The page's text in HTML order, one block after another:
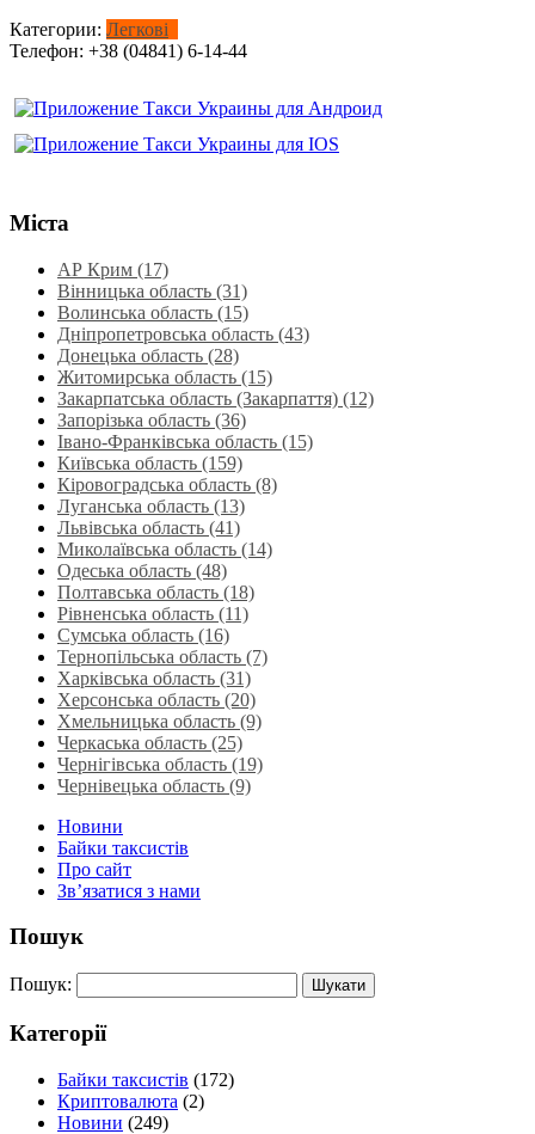
Категории: Легкові
Телефон: +38 (04841) 6-14-44
Міста
АР Крим (17)
Вінницька область (31)
Волинська область‎ (15)
Дніпропетровська область‎ (43)
Донецька область (28)
Житомирська область (15)
Закарпатська область (Закарпаття) (12)
Запорізька область (36)
Івано-Франківська область (15)
Київська область (159)
Кіровоградська область (8)
Луганська область‎ (13)
Львівська область‎ (41)
Миколаївська область‎ (14)
Одеська область‎ (48)
Полтавська область (18)
Рівненська область‎ (11)
Сумська область‎ (16)
Тернопільська область‎ (7)
Харківська область‎ (31)
Херсонська область‎ (20)
Хмельницька область‎ (9)
Черкаська область‎ (25)
Чернігівська область (19)
Чернівецька область (9)
Новини
Байки таксистів
Про сайт
Зв’язатися з нами
Пошук
Пошук:
Категорії
Байки таксистів (172)
Криптовалюта (2)
Новини (249)